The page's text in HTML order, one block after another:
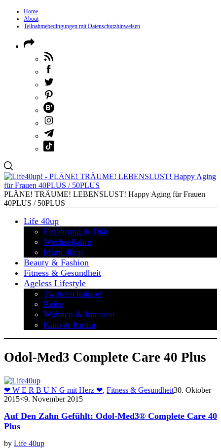
Home
About
Teilnahmebedingungen mit Datenschutzhinweisen
PLÄNE! TRÄUME! LEBENSLUST! Happy Aging für Frauen
40PLUS / 50PLUS
Life 40up
Ernährung & Diät
Wechseljahre
Mom 40up
Beauty & Fashion
Fitness & Gesundheit
Ageless Lifestyle
Twitterschnipsel
Reise
Wohnen & Interieur
Kino & Kultur
Odol-Med3 Complete Care 40 Plus
❤ W E R B U N G mit Herz ❤, Fitness & Gesundheit30. Oktober
2015<9. November 2015
Auf Den Zahn Gefühlt: Odol-Med3® Complete Care 40
Plus
by Life 40up